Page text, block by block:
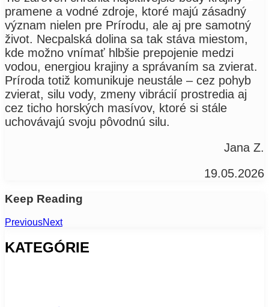
pramene a vodné zdroje, ktoré majú zásadný
význam nielen pre Prírodu, ale aj pre samotný
život. Necpalská dolina sa tak stáva miestom,
kde možno vnímať hlbšie prepojenie medzi
vodou, energiou krajiny a správaním sa zvierat.
Príroda totiž komunikuje neustále – cez pohyb
zvierat, silu vody, zmeny vibrácií prostredia aj
cez ticho horských masívov, ktoré si stále
uchovávajú svoju pôvodnú silu.
Jana Z.
19.05.2026
Keep Reading
PreviousNext
KATEGÓRIE